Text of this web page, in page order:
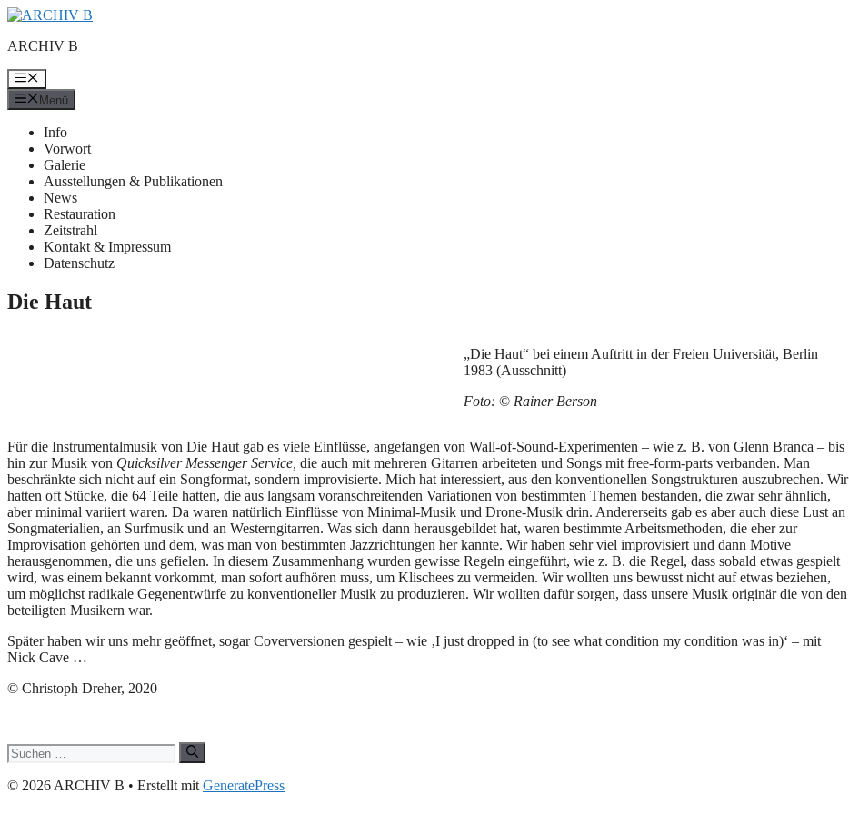
Zum
springen
ARCHIV B
Menü
Menü
Info
Vorwort
Galerie
Ausstellungen & Publikationen
News
Restauration
Zeitstrahl
Kontakt & Impressum
Datenschutz
Die Haut
„Die Haut“ bei einem Auftritt in der Freien Universität, Berlin
1983 (Ausschnitt)
Foto: © Rainer Berson
Für die Instrumentalmusik von Die Haut gab es viele Einflüsse, angefangen von Wall-of-Sound-Experimenten – wie z. B. von Glenn Branca – bis
hin zur Musik von Quicksilver Messenger Service, die auch mit mehreren Gitarren arbeiteten und Songs mit free-form-parts verbanden. Man
beschränkte sich nicht auf ein Songformat, sondern improvisierte. Mich hat interessiert, aus den konventionellen Songstrukturen auszubrechen. Wir
hatten oft Stücke, die 64 Teile hatten, die aus langsam voranschreitenden Variationen von bestimmten Themen bestanden, die zwar sehr ähnlich,
aber minimal variiert waren. Da waren natürlich Einflüsse von Minimal-Musik und Drone-Musik drin. Andererseits gab es aber auch diese Lust an
Songmaterialien, an Surfmusik und an Westerngitarren. Was sich dann herausgebildet hat, waren bestimmte Arbeitsmethoden, die eher zur
Improvisation gehörten und dem, was man von bestimmten Jazzrichtungen her kannte. Wir haben sehr viel improvisiert und dann Motive
herausgenommen, die uns gefielen. In diesem Zusammenhang wurden gewisse Regeln eingeführt, wie z. B. die Regel, dass sobald etwas gespielt
wird, was einem bekannt vorkommt, man sofort aufhören muss, um Klischees zu vermeiden. Wir wollten uns bewusst nicht auf etwas beziehen,
um möglichst radikale Gegenentwürfe zu konventioneller Musik zu produzieren. Wir wollten dafür sorgen, dass unsere Musik originär die von den
beteiligten Musikern war.
Später haben wir uns mehr geöffnet, sogar Coverversionen gespielt – wie ‚I just dropped in (to see what condition my condition was in)‘ – mit
Nick Cave …
© Christoph Dreher, 2020
Suchen
nach:
© 2026 ARCHIV B • Erstellt mit GeneratePress